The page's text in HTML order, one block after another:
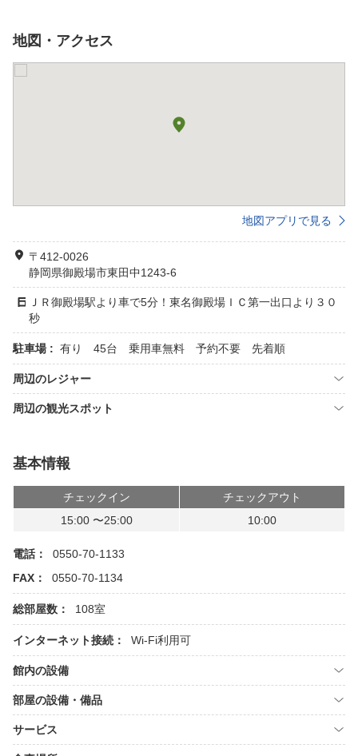
地図・アクセス
地図アプリで見る
〒412-0026
静岡県御殿場市東田中1243-6
ＪＲ御殿場駅より車で5分！東名御殿場ＩＣ第一出口より３０
秒
駐車場 : 有り 45台 乗用車無料 予約不要 先着順
周辺のレジャー
周辺の観光スポット
基本情報
チェックイン
チェックアウト
15:00 〜25:00
10:00
電話：
0550-70-1133
FAX：
0550-70-1134
総部屋数： 108室
インターネット接続： Wi-Fi利用可
館内の設備
部屋の設備・備品
サービス